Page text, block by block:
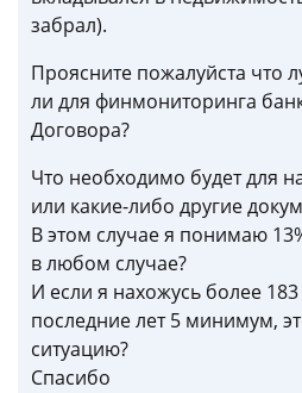
забрал).
Проясните пожалуйста что
ли для финмониторинга
Договора?
Что необходимо будет для
или какие-либо другие
В этом случае я понимаю
в любом случае?
И если я нахожусь более
последние лет 5 минимум,
ситуацию?
Спасибо